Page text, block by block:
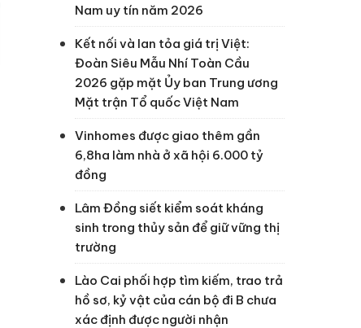
Nam uy tín năm 2026
Kết nối và lan tỏa giá trị Việt:
Đoàn Siêu Mẫu Nhí Toàn Cầu
2026 gặp mặt Ủy ban Trung ương
Mặt trận Tổ quốc Việt Nam
Vinhomes được giao thêm gần
6,8ha làm nhà ở xã hội 6.000 tỷ
đồng
Lâm Đồng siết kiểm soát kháng
sinh trong thủy sản để giữ vững thị
trường
Lào Cai phối hợp tìm kiếm, trao trả
hồ sơ, kỷ vật của cán bộ đi B chưa
xác định được người nhận